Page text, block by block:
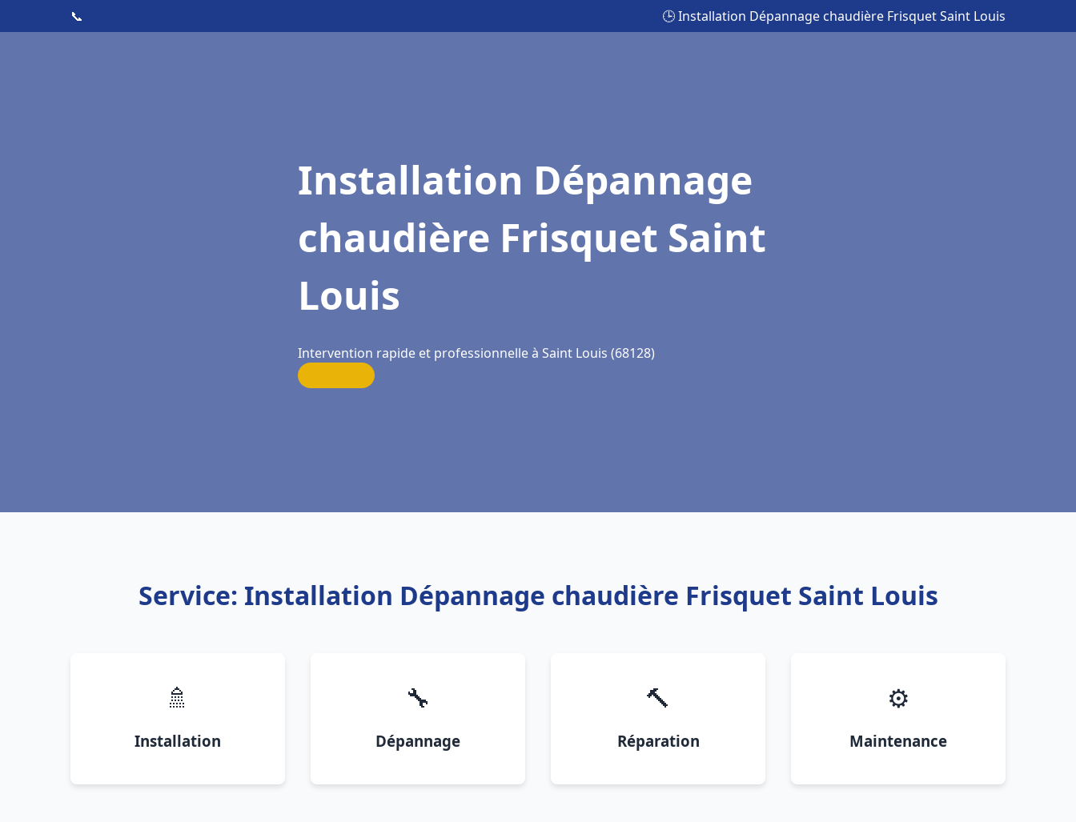
📞 🕒 Installation Dépannage chaudière Frisquet Saint Louis
Installation Dépannage
chaudière Frisquet Saint
Louis
Intervention rapide et professionnelle à Saint Louis (68128)
Service: Installation Dépannage chaudière Frisquet Saint Louis
🚿
Installation
🔧
Dépannage
🔨
Réparation
⚙️
Maintenance